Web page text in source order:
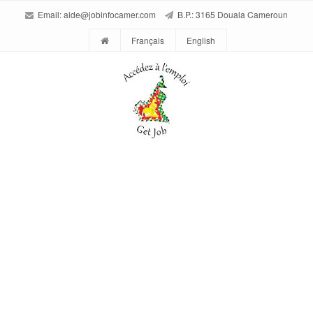
Email:aide@jobinfocamer.com B.P.: 3165 Douala Cameroun
Français English